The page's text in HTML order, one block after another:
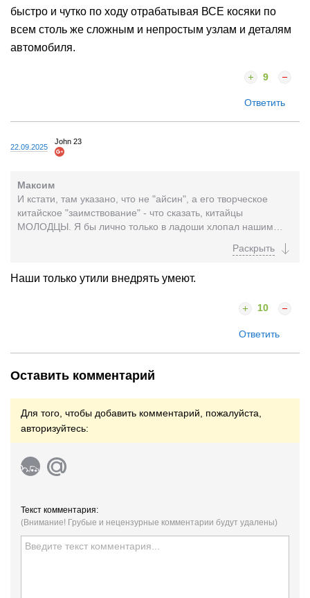
быстро и чутко по ходу отрабатывая ВСЕ косяки по
всем столь же сложным и непростым узлам и деталям
автомобиля.
9
Ответить
22.09.2025
John 23
Максим
И кстати, там указано, что не "айсин", а его творческое
китайское "заимствование" - что сказать, китайцы
МОЛОДЦЫ. Я бы лично только в ладоши хлопал нашим
Наши только утили внедрять умеют.
10
Ответить
Оставить комментарий
Для того, чтобы добавить комментарий, пожалуйста,
авторизуйтесь:
Текст комментария:
(Внимание! Грубые и нецензурные комментарии будут удалены)